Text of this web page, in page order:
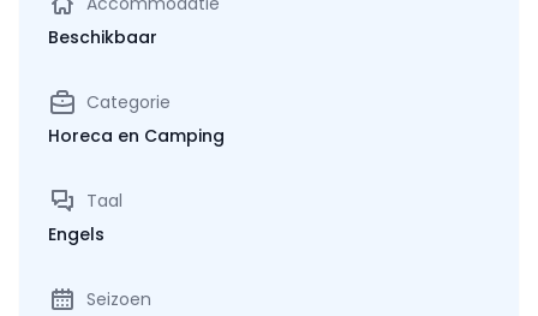
Beschikbaar
Categorie
Horeca en Camping
Taal
Engels
Seizoen